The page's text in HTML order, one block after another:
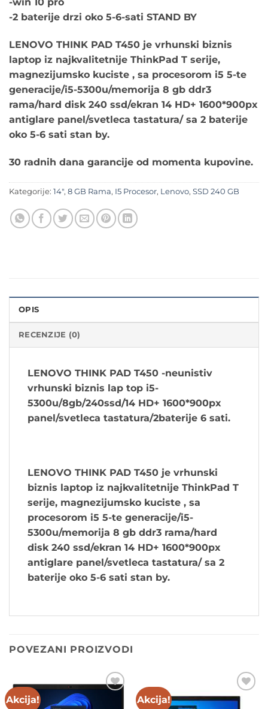
-win 10 pro
-2 baterije drzi oko 5-6-sati STAND BY
LENOVO THINK PAD T450 je vrhunski biznis
laptop iz najkvalitetnije ThinkPad T serije,
magnezijumsko kuciste , sa procesorom i5 5-te
generacije/i5-5300u/memorija 8 gb ddr3
rama/hard disk 240 ssd/ekran 14 HD+ 1600*900px
antiglare panel/svetleca tastatura/ sa 2 baterije
oko 5-6 sati stan by.
30 radnih dana garancije od momenta kupovine.
Kategorije: 14", 8 GB Rama, I5 Procesor, Lenovo, SSD 240 GB
OPIS
RECENZIJE (0)
LENOVO THINK PAD T450 -neunistiv
vrhunski biznis lap top i5-
5300u/8gb/240ssd/14 HD+ 1600*900px
panel/svetleca tastatura/2baterije 6 sati.
LENOVO THINK PAD T450 je vrhunski
biznis laptop iz najkvalitetnije ThinkPad T
serije, magnezijumsko kuciste , sa
procesorom i5 5-te generacije/i5-
5300u/memorija 8 gb ddr3 rama/hard
disk 240 ssd/ekran 14 HD+ 1600*900px
antiglare panel/svetleca tastatura/ sa 2
baterije oko 5-6 sati stan by.
POVEZANI PROIZVODI
Akcija! Akcija!
Add to